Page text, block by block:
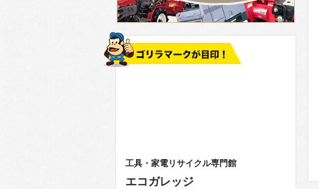
工具・家電リサイクル専門館
エコガレッジ